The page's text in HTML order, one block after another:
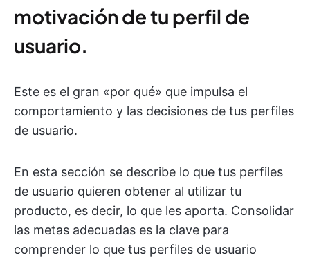
motivación de tu perfil de
usuario.
Este es el gran «por qué» que impulsa el
comportamiento y las decisiones de tus perfiles
de usuario.
En esta sección se describe lo que tus perfiles
de usuario quieren obtener al utilizar tu
producto, es decir, lo que les aporta. Consolidar
las metas adecuadas es la clave para
comprender lo que tus perfiles de usuario